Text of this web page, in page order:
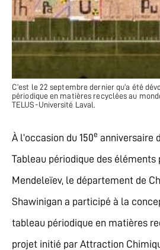
C’est le 22 septembre dernier qu’a été
périodique en matières recyclées au
TELUS-Université Laval.
À l’occasion du 150e anniversaire
Tableau périodique des éléments
Mendeleïev, le département de
Shawinigan a participé à la
tableau périodique en matières
projet initié par Attraction